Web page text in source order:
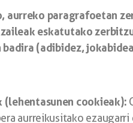
aurreko paragrafoetan
eskatutako
(adibidez,
cookieak):
aurreikusitako